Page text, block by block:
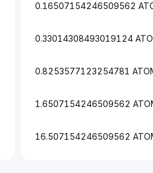
0.16507154246509562
0.33014308493019124
0.8253577123254781
1.6507154246509562
16.507154246509562